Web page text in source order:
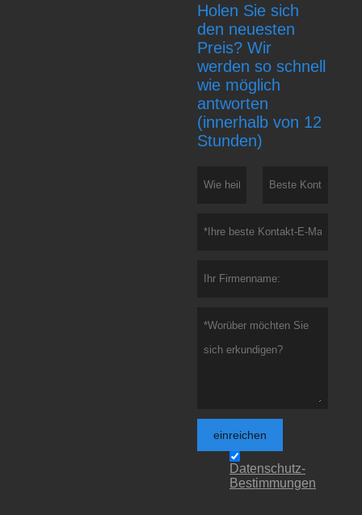
Holen Sie sich
den neuesten
Preis? Wir
werden so schnell
wie möglich
antworten
(innerhalb von 12
Stunden)
einreichen
Datenschutz-
Bestimmungen